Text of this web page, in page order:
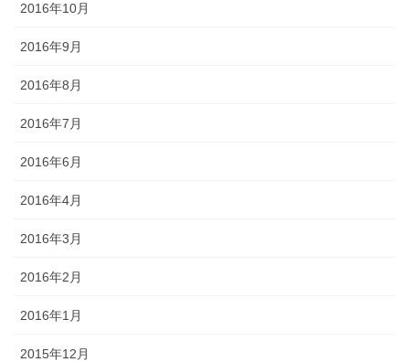
2016年10月
2016年9月
2016年8月
2016年7月
2016年6月
2016年4月
2016年3月
2016年2月
2016年1月
2015年12月